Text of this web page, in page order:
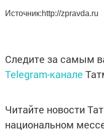
Источник:http://zpravda.ru
Следите за самым
Telegram-канале
Читайте новости
национальном